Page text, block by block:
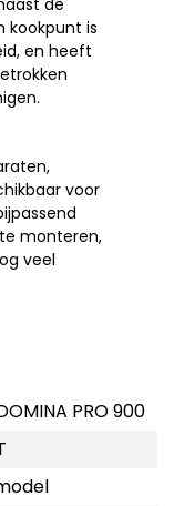
kookpunt is
en heeft
voor
monteren,
veel
PRO 900